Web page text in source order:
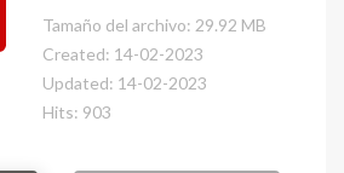
Tamaño del archivo: 29.92 MB
Created: 14-02-2023
Updated: 14-02-2023
Hits: 903